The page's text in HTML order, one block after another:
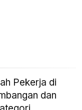
Pekerja di
dan